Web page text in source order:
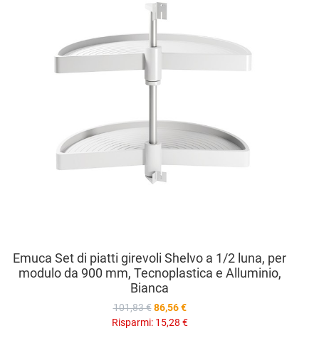
Emuca Set di piatti girevoli Shelvo a 1/2 luna, per
modulo da 900 mm, Tecnoplastica e Alluminio,
Bianca
101,83 € 86,56 €
Risparmi: 15,28 €